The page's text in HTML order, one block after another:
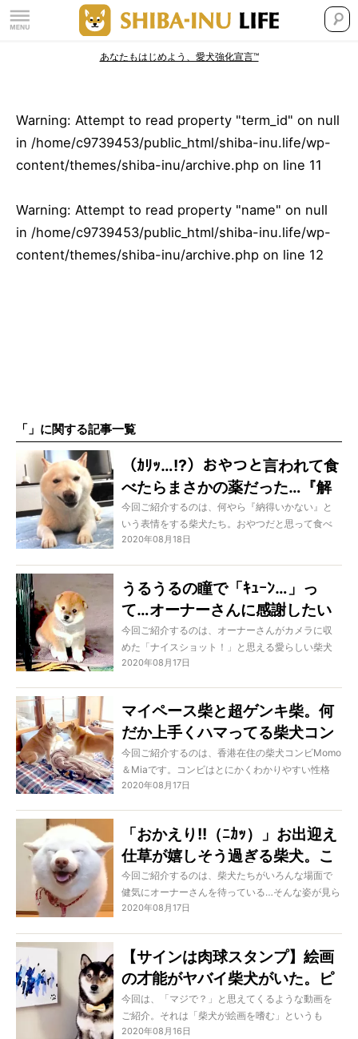
あなたもはじめよう、愛犬強化宣言™
Warning: Attempt to read property "term_id" on null
in /home/c9739453/public_html/shiba-inu.life/wp-
content/themes/shiba-inu/archive.php on line 11
Warning: Attempt to read property "name" on null
in /home/c9739453/public_html/shiba-inu.life/wp-
content/themes/shiba-inu/archive.php on line 12
「」に関する記事一覧
（ｶﾘｯ…!?）おやつと言われて食
べたらまさかの薬だった…『解
せぬ感』がダダ漏れな柴犬。ゴ
メンだけどジワっとくる【動
今回ご紹介するのは、何やら『納得いかない』と
いう表情をする柴犬たち。おやつだと思って食べ
たものが薬だった…くつろいでいるだけなのにおも
2020年08月18日
うるうるの瞳で「ｷｭｰﾝ…」っ
て…オーナーさんに感謝したい
レベルの、愛らしい柴犬の姿に
キュン不可避【動画】
今回ご紹介するのは、オーナーさんがカメラに収
めた「ナイスショット！」と思える愛らしい柴犬
の姿です。オーナーさんにしか見せない姿が多く
たいレベル。様々な悶絶シーン3つご覧ください！
2020年08月17日
マイペース柴と超ゲンキ柴。何
だか上手くハマってる柴犬コン
ビの日常が、面白くてずっと見
ていられる！【動画】
今回ご紹介するのは、香港在住の柴犬コンビMomo
＆Miaです。コンビはとにかくわかりやすい性格
で、マイペースさんと超元気さんの、ある種凸凹
うぞ、その日常をちょっと覗いてみてください！
2020年08月17日
「おかえり!!（ﾆｶｯ）」お出迎え
仕草が嬉しそう過ぎる柴犬。こ
の純粋な笑顔の為ならどんなこ
とでも頑張れるよね【動画】
今回ご紹介するのは、柴犬たちがいろんな場面で
健気にオーナーさんを待っている…そんな姿が見ら
れるシーンです。おかえりやおはようの瞬間、は
って仕方がなくなるはずですよ！
2020年08月17日
【サインは肉球スタンプ】絵画
の才能がヤバイ柴犬がいた。ピ
カソ的個性を放つ作品、見なく
ちゃ損だと思う。【動画】
今回は、「マジで？」と思えてくるような動画を
ご紹介。それは「柴犬が絵画を嗜む」というも
の。嗜むと言っても「鑑賞」ではありません。な
2020年08月16日